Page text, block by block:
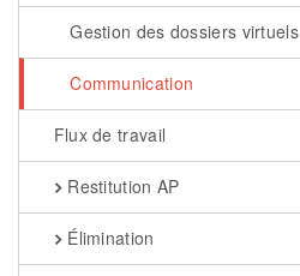
Gestion des dossiers virtuels
Communication
Flux de travail
Restitution AP
Élimination